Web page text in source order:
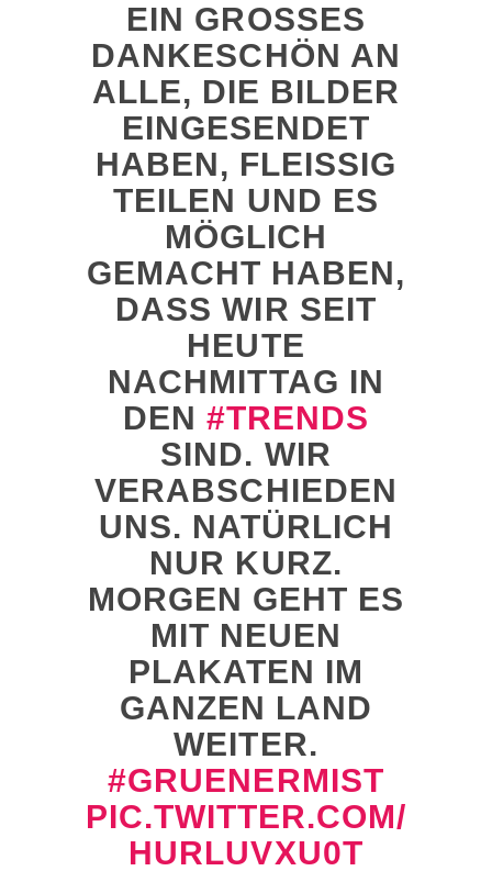
EIN GROSSES D
ANKESCHÖN AN A
LLE, DIE BILDER E
INGESENDET H
ABEN, FLEISSIG TE
ILEN UND ES MÖ
GLICH GE
MACHT HABEN, DA
SS WIR SEIT HE
UTE NA
CHMITTAG IN DE
N
#TRENDS
SIND. WIR
VERABSCHIEDEN
UNS. NATÜRLICH
NUR KURZ.
MORGEN GEHT ES
MIT NEUEN
PLAKATEN IM
GANZEN LAND
WEITER.
#GRUENERMIST
PIC.TWITTER.COM/
HURLUVXU0T